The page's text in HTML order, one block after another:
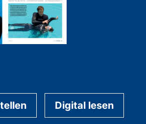
Digital lesen